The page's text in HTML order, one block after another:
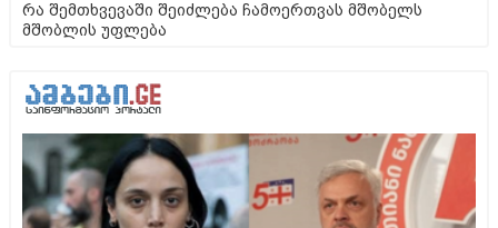
რა შემთხვევაში შეიძლება ჩამოერთვას მშობელს
მშობლის უფლება